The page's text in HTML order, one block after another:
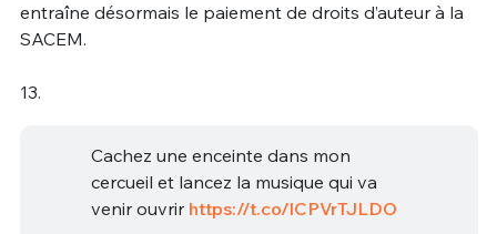
entraîne désormais le paiement de droits d’auteur à la
SACEM.
13.
Cachez une enceinte dans mon
cercueil et lancez la musique qui va
venir ouvrir https://t.co/lCPVrTJLDO